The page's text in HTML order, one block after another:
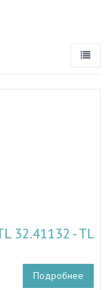
32.41132 - TL
Подробнее